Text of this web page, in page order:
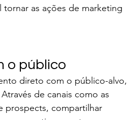
tornar as ações de marketing
o público
direto com o público-alvo,
de canais como as
prospects, compartilhar